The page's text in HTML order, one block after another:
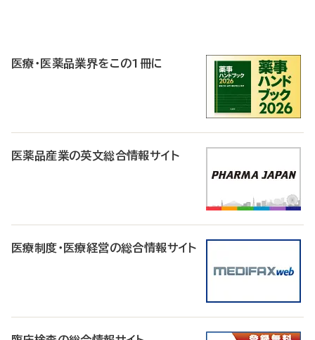
医療・医薬品業界をこの1冊に
医薬品産業の英文総合情報サイト
医療制度・医療経営の総合情報サイト